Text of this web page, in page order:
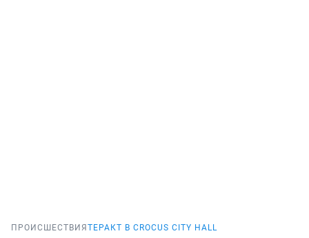
ПРОИСШЕСТВИЯ ТЕРАКТ В CROCUS CITY HALL